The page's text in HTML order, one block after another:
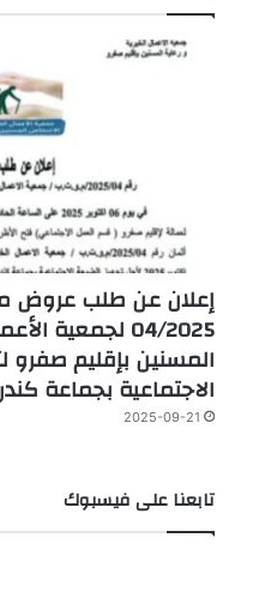
إعلان عن طلب عروض
04/2025 لجمعية
المسنين بإقليم صفرو
الاجتماعية بجماعة
2025-09-21
تابعنا على فيسبوك